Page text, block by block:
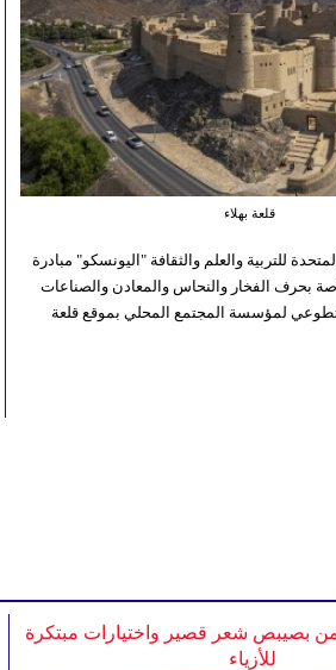
قلعة بهلاء
للتربية والعلم والثقافة "اليونسكو" مبادرة
بحرف الفخار والنحاس والمعادن والصناعات
لمؤسسة المجتمع المحلي بموقع قلعة
بصيبص شعر قصير واختيارات مبتكرة
للأزياء